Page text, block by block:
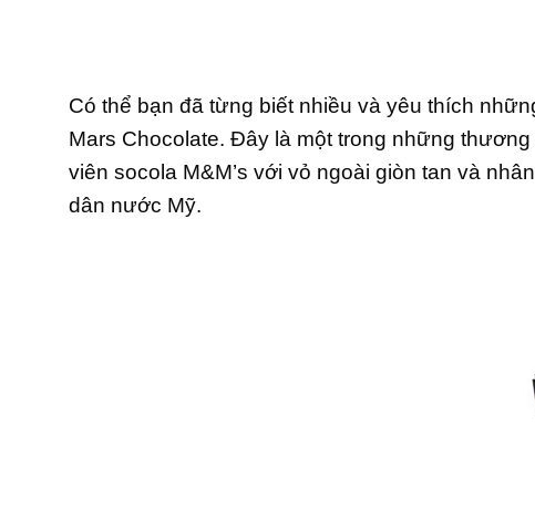
Có thể bạn đã từng biết nhiều và yêu thích
Mars Chocolate. Đây là một trong những
viên socola M&M’s với vỏ ngoài giòn tan và
dân nước Mỹ.